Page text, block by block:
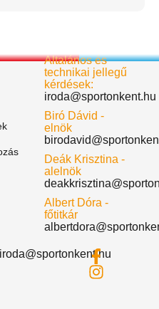
Általános és
technikai jellegű
kérdések:
iroda@sportonkent.hu
Biró Dávid -
elnök
Deák Krisztina -
alelnök
Albert Dóra -
főtitkár
iroda@sportonkent.hu